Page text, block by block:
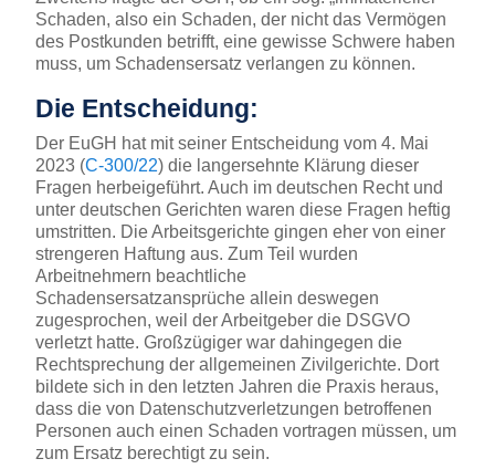
Schaden, also ein Schaden, der nicht das Vermögen
des Postkunden betrifft, eine gewisse Schwere haben
muss, um Schadensersatz verlangen zu können.
Die Entscheidung:
Der EuGH hat mit seiner Entscheidung vom 4. Mai
2023 (C-300/22) die langersehnte Klärung dieser
Fragen herbeigeführt. Auch im deutschen Recht und
unter deutschen Gerichten waren diese Fragen heftig
umstritten. Die Arbeitsgerichte gingen eher von einer
strengeren Haftung aus. Zum Teil wurden
Arbeitnehmern beachtliche
Schadensersatzansprüche allein deswegen
zugesprochen, weil der Arbeitgeber die DSGVO
verletzt hatte. Großzügiger war dahingegen die
Rechtsprechung der allgemeinen Zivilgerichte. Dort
bildete sich in den letzten Jahren die Praxis heraus,
dass die von Datenschutzverletzungen betroffenen
Personen auch einen Schaden vortragen müssen, um
zum Ersatz berechtigt zu sein.